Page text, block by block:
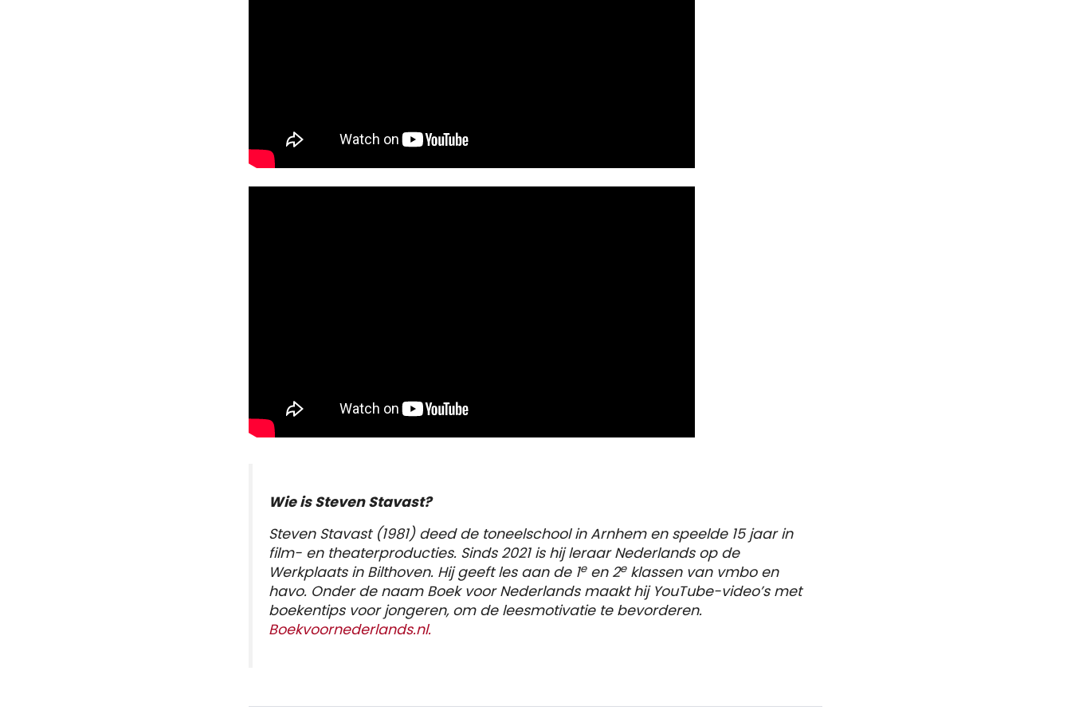
Wie is Steven Stavast?
Steven Stavast (1981) deed de toneelschool in Arnhem en speelde 15 jaar in
film- en theaterproducties. Sinds 2021 is hij leraar Nederlands op de
Werkplaats in Bilthoven. Hij geeft les aan de 1een 2eklassen van vmbo en
havo. Onder de naam Boek voor Nederlands maakt hij YouTube-video’s met
boekentips voor jongeren, om de leesmotivatie te bevorderen.
Boekvoornederlands.nl.